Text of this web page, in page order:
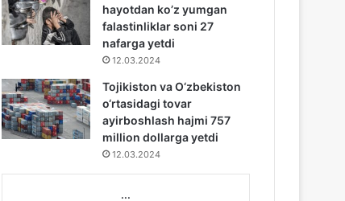
hayotdan ko’z yumgan
falastinliklar soni 27
nafarga yetdi
12.03.2024
Tojikiston va O‘zbekiston
o‘rtasidagi tovar
ayirboshlash hajmi 757
million dollarga yetdi
12.03.2024
...